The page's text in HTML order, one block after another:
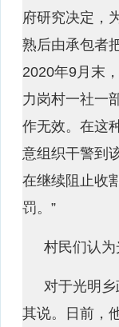
府研究决定，
熟后由承包者
2020年9月末
力岗村一社一
作无效。在这
意组织干警到
在继续阻止收
罚。”
村民们认
对于光明
其说。日前，